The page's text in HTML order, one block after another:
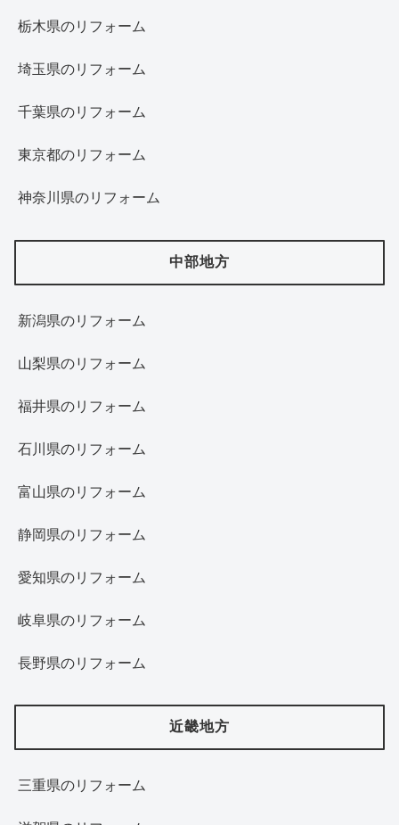
栃木県のリフォーム
埼玉県のリフォーム
千葉県のリフォーム
東京都のリフォーム
神奈川県のリフォーム
中部地方
新潟県のリフォーム
山梨県のリフォーム
福井県のリフォーム
石川県のリフォーム
富山県のリフォーム
静岡県のリフォーム
愛知県のリフォーム
岐阜県のリフォーム
長野県のリフォーム
近畿地方
三重県のリフォーム